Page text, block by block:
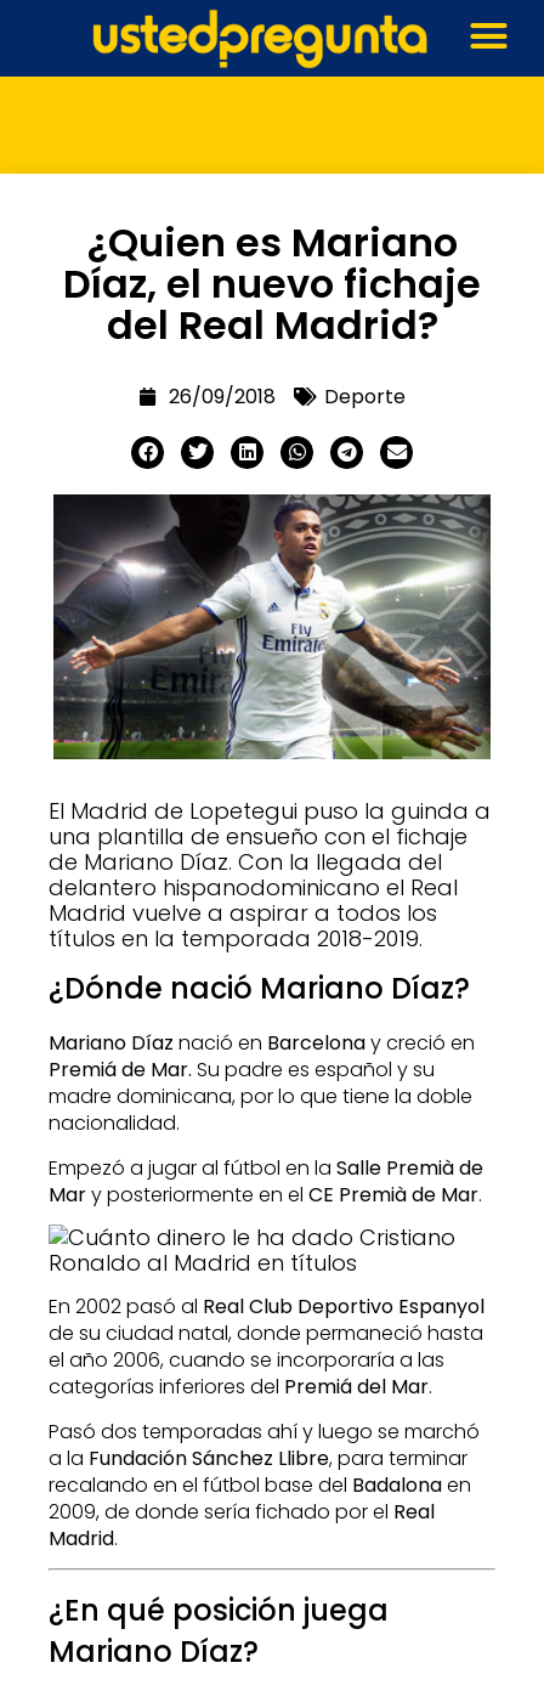
¿Quien es Mariano
Díaz, el nuevo fichaje
del Real Madrid?
26/09/2018 Deporte
El Madrid de Lopetegui puso la guinda a
una plantilla de ensueño con el fichaje
de Mariano Díaz. Con la llegada del
delantero hispanodominicano el Real
Madrid vuelve a aspirar a todos los
títulos en la temporada 2018-2019.
¿Dónde nació Mariano Díaz?
Mariano Díaz nació en Barcelonay creció en
Premiá de Mar. Su padre es español y su
madre dominicana, por lo que tiene la doble
nacionalidad.
Empezó a jugar al fútbol en la Salle Premià de
Mary posteriormente en el CE Premià de Mar.
En 2002 pasó al Real Club Deportivo Espanyol
de su ciudad natal, donde permaneció hasta
el año 2006, cuando se incorporaría a las
categorías inferiores del Premiá del Mar.​
Pasó dos temporadas ahí y luego se marchó
a la Fundación Sánchez Llibre, para terminar
recalando en el fútbol base del Badalonaen
2009, de donde sería fichado por el Real
Madrid.
¿En qué posición juega
Mariano Díaz?